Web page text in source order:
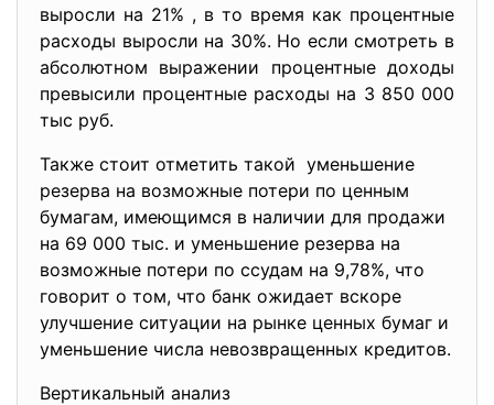
выросли на 21% , в то время как процентные
расходы выросли на 30%. Но если смотреть в
абсолютном выражении процентные доходы
превысили процентные расходы на 3 850 000
тыс руб.
Также стоит отметить такой уменьшение
резерва на возможные потери по ценным
бумагам, имеющимся в наличии для продажи
на 69 000 тыс. и уменьшение резерва на
возможные потери по ссудам на 9,78%, что
говорит о том, что банк ожидает вскоре
улучшение ситуации на рынке ценных бумаг и
уменьшение числа невозвращенных кредитов.
Вертикальный анализ